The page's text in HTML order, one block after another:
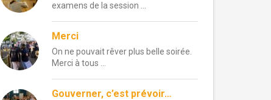
examens de la session …
Merci
On ne pouvait rêver plus belle soirée.
Merci à tous …
Gouverner, c’est prévoir…